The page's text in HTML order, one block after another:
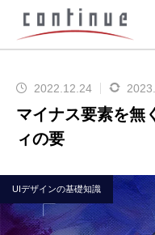
2022.12.24
マイナス要素を無
ィの要
UIデザインの基礎知識